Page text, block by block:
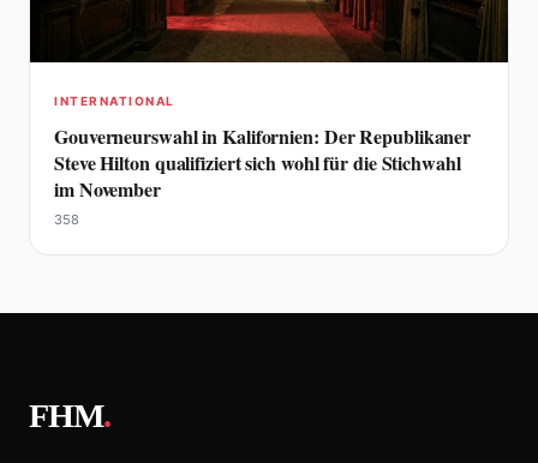
INTERNATIONAL
Gouverneurswahl in Kalifornien: Der Republikaner
Steve Hilton qualifiziert sich wohl für die Stichwahl
im November
358
FHM.